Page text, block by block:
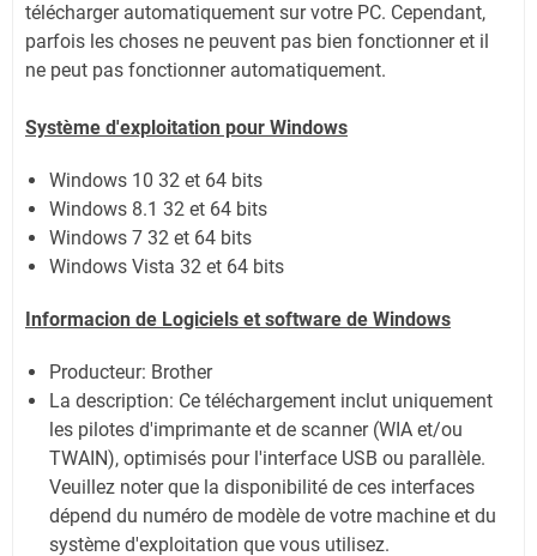
télécharger automatiquement sur votre PC. Cependant,
parfois les choses ne peuvent pas bien fonctionner et il
ne peut pas fonctionner automatiquement.
Système d'exploitation pour Windows
Windows 10 32 et 64 bits
Windows 8.1 32 et 64 bits
Windows 7 32 et 64 bits
Windows Vista 32 et 64 bits
Informacion de Logiciels et software de Windows
Producteur: Brother
La description: Ce téléchargement inclut uniquement
les pilotes d'imprimante et de scanner (WIA et/ou
TWAIN), optimisés pour l'interface USB ou parallèle.
Veuillez noter que la disponibilité de ces interfaces
dépend du numéro de modèle de votre machine et du
système d'exploitation que vous utilisez.